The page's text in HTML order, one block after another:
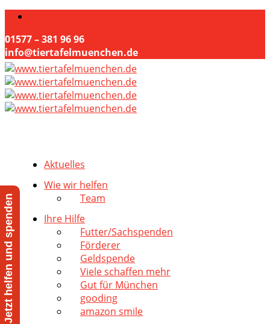
01577 – 381 96 96
info@tiertafelmuenchen.de
Aktuelles
Wie wir helfen
Team
Ihre Hilfe
Futter/Sachspenden
Förderer
Geldspende
Viele schaffen mehr
Gut für München
gooding
amazon smile
Jetzt helfen und spenden